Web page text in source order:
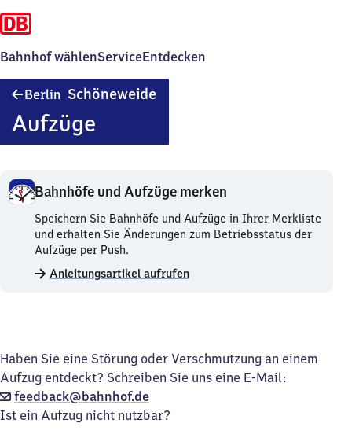
Bahnhof wählenServiceEntdecken
Berlin Schöneweide
Aufzüge
Bahnhöfe und Aufzüge merken
Bahnhöfe
und
Aufzüge
merken.
Speichern Sie Bahnhöfe und Aufzüge in Ihrer Merkliste
und erhalten Sie Änderungen zum Betriebsstatus der
Aufzüge per Push.
Anleitungsartikel aufrufen
Haben Sie eine Störung oder Verschmutzung an einem
Aufzug entdeckt? Schreiben Sie uns eine E-Mail:
feedback@bahnhof.de
Ist ein Aufzug nicht nutzbar?